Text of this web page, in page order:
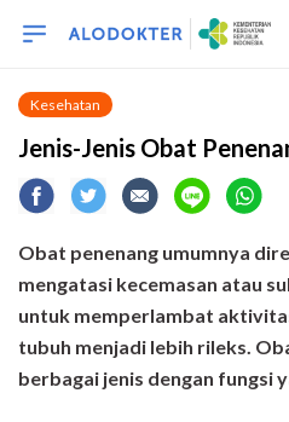
Kesehatan
Jenis-Jenis Obat
Obat penenang umumnya
mengatasi kecemasan atau
untuk memperlambat
tubuh menjadi lebih rileks.
berbagai jenis dengan fungsi